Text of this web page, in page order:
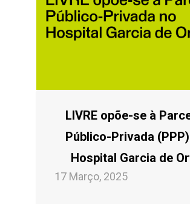
LIVRE opõe-se à
Público-Privada
Hospital Garcia de
17 Março, 2025